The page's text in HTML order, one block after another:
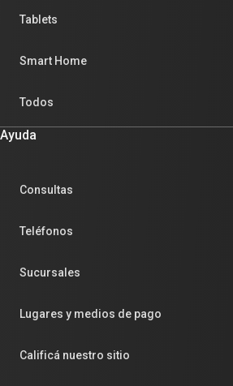
Tablets
Smart Home
Todos
Ayuda
Consultas
Teléfonos
Sucursales
Lugares y medios de pago
Calificá nuestro sitio